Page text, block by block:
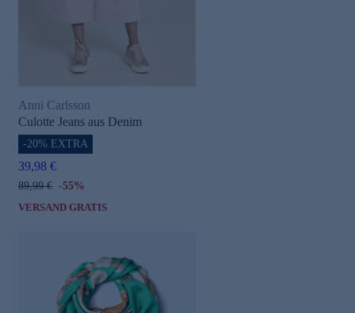
Anni Carlsson
Culotte Jeans aus Denim
-20% EXTRA
39,98 €
89,99 € -55%
VERSAND GRATIS